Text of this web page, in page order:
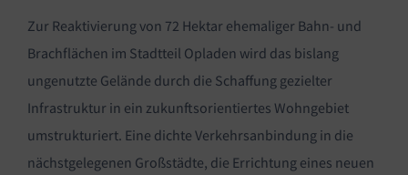
Zur Reaktivierung von 72 Hektar ehemaliger Bahn- und
Brachflächen im Stadtteil Opladen wird das bislang
ungenutzte Gelände durch die Schaffung gezielter
Infrastruktur in ein zukunftsorientiertes Wohngebiet
umstrukturiert. Eine dichte Verkehrsanbindung in die
nächstgelegenen Großstädte, die Errichtung eines neuen